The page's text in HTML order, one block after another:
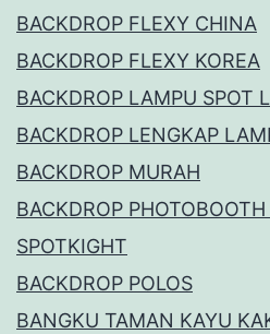
BACKDROP FLEXY CHINA
BACKDROP FLEXY KOREA
BACKDROP LAMPU SPOT
BACKDROP LENGKAP
BACKDROP MURAH
BACKDROP
SPOTKIGHT
BACKDROP POLOS
BANGKU TAMAN KAYU